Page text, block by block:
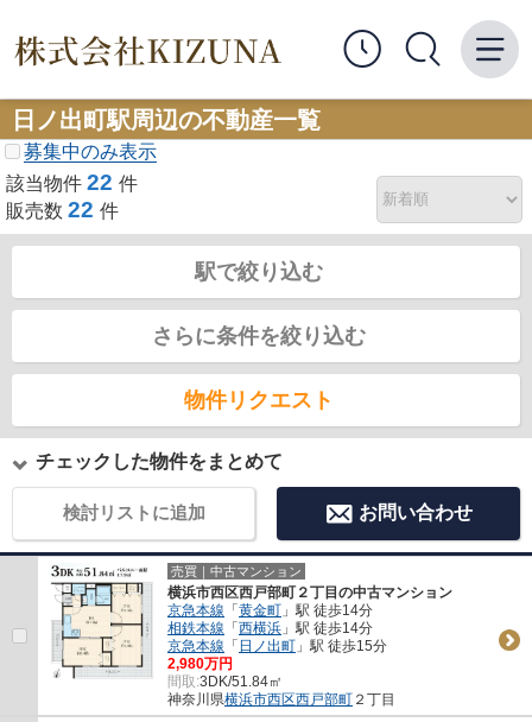
日ノ出町駅周辺の不動産一覧
募集中のみ表示
該当物件 22 件
販売数 22 件
駅で絞り込む
さらに条件を絞り込む
物件リクエスト
チェックした物件をまとめて
検討リストに追加 お問い合わせ
売買｜中古マンション
横浜市西区西戸部町２丁目の中古マンション
京急本線 「黄金町 」駅 徒歩14分
相鉄本線 「西横浜 」駅 徒歩14分
京急本線 「 日ノ出町 」駅 徒歩15分
2,980万円
間取:3DK/51.84㎡
神奈川県横浜市西区西戸部町 ２丁目